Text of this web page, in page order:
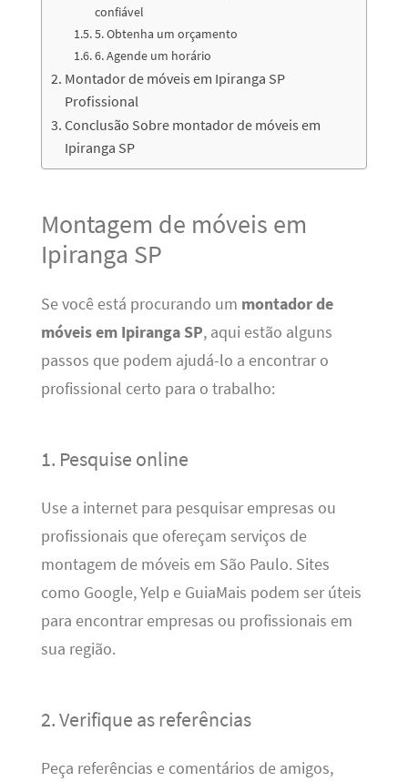
confiável
5. Obtenha um orçamento
6. Agende um horário
Montador de móveis em Ipiranga SP
Profissional
Conclusão Sobre montador de móveis em
Ipiranga SP
Montagem de móveis em
Ipiranga SP
Se você está procurando um montador de
móveis em Ipiranga SP, aqui estão alguns
passos que podem ajudá-lo a encontrar o
profissional certo para o trabalho:
1. Pesquise online
Use a internet para pesquisar empresas ou
profissionais que ofereçam serviços de
montagem de móveis em São Paulo. Sites
como Google, Yelp e GuiaMais podem ser úteis
para encontrar empresas ou profissionais em
sua região.
2. Verifique as referências
Peça referências e comentários de amigos,